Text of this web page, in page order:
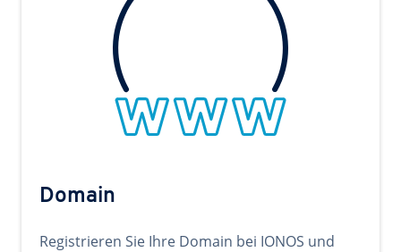
Domain
Registrieren Sie Ihre Domain bei IONOS und